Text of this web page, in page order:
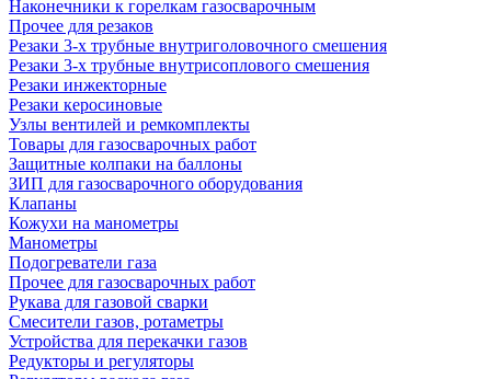
Наконечники к горелкам газосварочным
Прочее для резаков
Резаки 3-х трубные внутриголовочного смешения
Резаки 3-х трубные внутрисоплового смешения
Резаки инжекторные
Резаки керосиновые
Узлы вентилей и ремкомплекты
Товары для газосварочных работ
Защитные колпаки на баллоны
ЗИП для газосварочного оборудования
Клапаны
Кожухи на манометры
Манометры
Подогреватели газа
Прочее для газосварочных работ
Рукава для газовой сварки
Смесители газов, ротаметры
Устройства для перекачки газов
Редукторы и регуляторы